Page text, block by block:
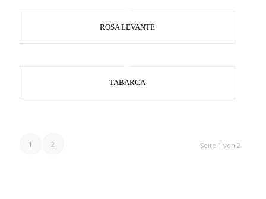
ROSA LEVANTE
TABARCA
Seite 1 von 2
1 2